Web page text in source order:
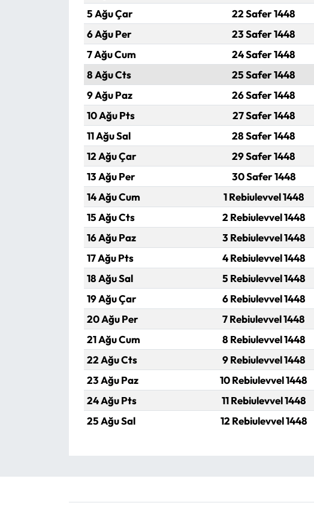
5 Ağu Çar
22 Safer 1448
6 Ağu Per
23 Safer 1448
7 Ağu Cum
24 Safer 1448
8 Ağu Cts
25 Safer 1448
9 Ağu Paz
26 Safer 1448
10 Ağu Pts
27 Safer 1448
11 Ağu Sal
28 Safer 1448
12 Ağu Çar
29 Safer 1448
13 Ağu Per
30 Safer 1448
14 Ağu Cum
1 Rebiulevvel 1448
15 Ağu Cts
2 Rebiulevvel 1448
16 Ağu Paz
3 Rebiulevvel 1448
17 Ağu Pts
4 Rebiulevvel 1448
18 Ağu Sal
5 Rebiulevvel 1448
19 Ağu Çar
6 Rebiulevvel 1448
20 Ağu Per
7 Rebiulevvel 1448
21 Ağu Cum
8 Rebiulevvel 1448
22 Ağu Cts
9 Rebiulevvel 1448
23 Ağu Paz
10 Rebiulevvel 1448
24 Ağu Pts
11 Rebiulevvel 1448
25 Ağu Sal
12 Rebiulevvel 1448
Resmi Reklam
Sungurlu Haberleri
Uğurludağ Haberleri
Yayla Haber
Yemek Tarifleri
Yerel Haberler